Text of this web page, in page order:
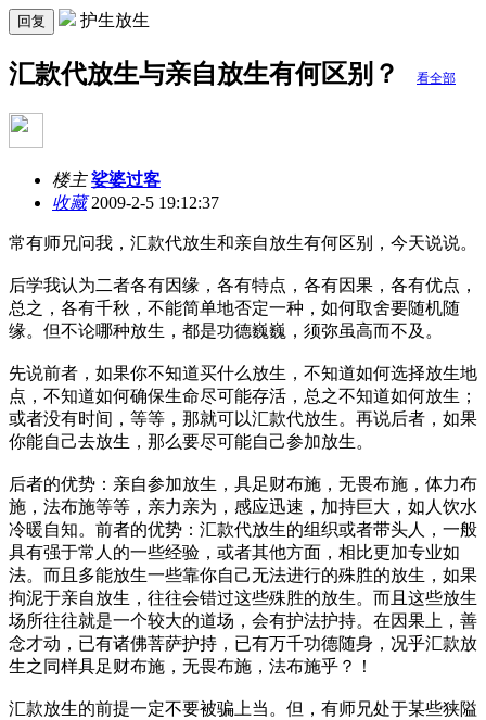
回复 护生放生
汇款代放生与亲自放生有何区别？ 看全部
楼主 娑婆过客
收藏2009-2-5 19:12:37
常有师兄问我，汇款代放生和亲自放生有何区别，今天说说。
后学我认为二者各有因缘，各有特点，各有因果，各有优点，
总之，各有千秋，不能简单地否定一种，如何取舍要随机随
缘。但不论哪种放生，都是功德巍巍，须弥虽高而不及。
先说前者，如果你不知道买什么放生，不知道如何选择放生地
点，不知道如何确保生命尽可能存活，总之不知道如何放生；
或者没有时间，等等，那就可以汇款代放生。再说后者，如果
你能自己去放生，那么要尽可能自己参加放生。
后者的优势：亲自参加放生，具足财布施，无畏布施，体力布
施，法布施等等，亲力亲为，感应迅速，加持巨大，如人饮水
冷暖自知。前者的优势：汇款代放生的组织或者带头人，一般
具有强于常人的一些经验，或者其他方面，相比更加专业如
法。而且多能放生一些靠你自己无法进行的殊胜的放生，如果
拘泥于亲自放生，往往会错过这些殊胜的放生。而且这些放生
场所往往就是一个较大的道场，会有护法护持。在因果上，善
念才动，已有诸佛菩萨护持，已有万千功德随身，况乎汇款放
生之同样具足财布施，无畏布施，法布施乎？！
汇款放生的前提一定不要被骗上当。但，有师兄处于某些狭隘